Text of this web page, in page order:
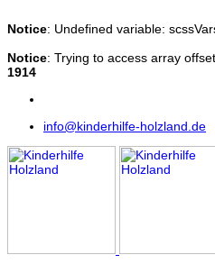
Notice: Undefined variable:
Notice: Trying to access array
1914
info@kinderhilfe-holzland.de